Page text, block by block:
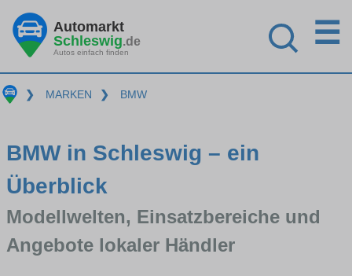
Automarkt
Schleswig.de
Autos einfach finden
☰
❯ MARKEN ❯ BMW
BMW in Schleswig – ein
Überblick
Modellwelten, Einsatzbereiche und
Angebote lokaler Händler